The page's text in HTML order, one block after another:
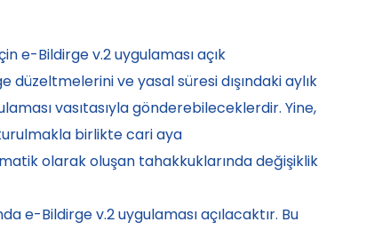
e-Bildirge v.2 uygulaması açık
ve yasal süresi dışındaki aylık
vasıtasıyla gönderebileceklerdir. Yine,
birlikte cari aya
olarak oluşan tahakkuklarında değişiklik
e-Bildirge v.2 uygulaması açılacaktır. Bu